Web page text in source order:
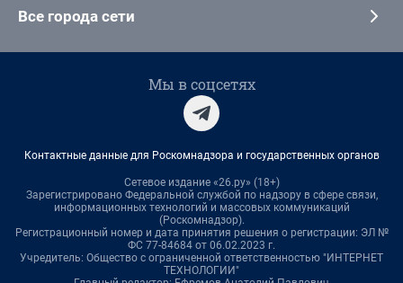
Все города сети
Мы в соцсетях
Контактные данные для Роскомнадзора и государственных органов
Сетевое издание «26.ру» (18+)
Зарегистрировано Федеральной службой по надзору в сфере связи,
информационных технологий и массовых коммуникаций
(Роскомнадзор).
Регистрационный номер и дата принятия решения о регистрации: ЭЛ №
ФС 77-84684 от 06.02.2023 г.
Учредитель: Общество с ограниченной ответственностью "ИНТЕРНЕТ
ТЕХНОЛОГИИ"